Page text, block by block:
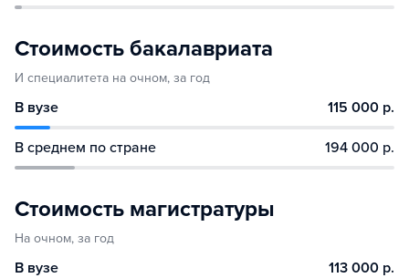
Стоимость бакалавриата
И специалитета на очном, за год
В вузе 115 000 р.
В среднем по стране 194 000 р.
Стоимость магистратуры
На очном, за год
В вузе 113 000 р.